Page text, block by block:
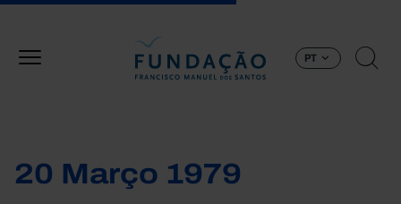
PT
20 Março 1979